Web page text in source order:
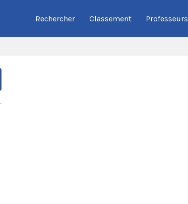
Rechercher Classement Professeurs